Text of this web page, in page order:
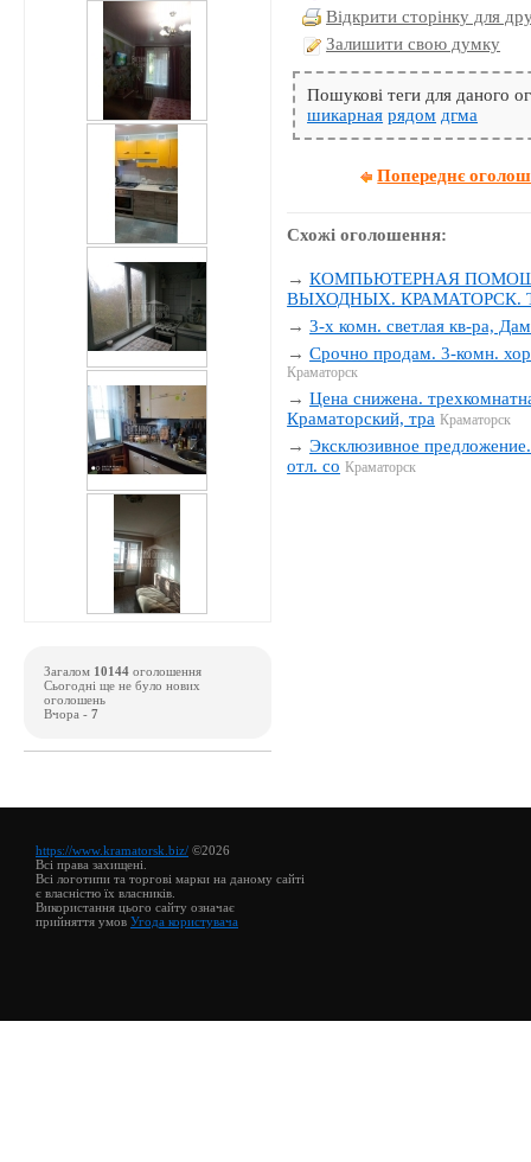
Відкрити сторінку для
Залишити свою думку
Пошукові теги для даного
шикарная рядом дгма
Попереднє
Схожі оголошення:
→КОМПЬЮТЕРНАЯ
ВЫХОДНЫХ. КРАМАТОРСК.
→3-х комн. светлая кв-ра,
→Срочно продам. 3-комн.
Краматорск
→Цена снижена.
Краматорский, тра Краматорск
→Эксклюзивное
отл. со Краматорск
Загалом 10144 оголошення
Сьогодні ще не було нових
оголошень
Вчора - 7
https://www.kramatorsk.biz/ ©2026
Всі права захищені.
Всі логотипи та торгові марки на даному сайті
є власністю їх власників.
Використання цього сайту означає
прийняття умов Угода користувача